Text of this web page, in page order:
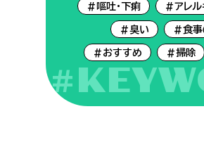
#嘔吐・下痢 #アレル
#臭い #食事
#おすすめ #掃除